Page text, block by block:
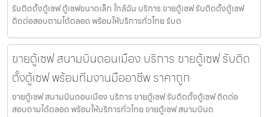
รับติดตั้งตู้เซฟ ตู้เซฟขนาดเล็ก ใกล้ฉัน บริการ ขายตู้เซฟ รับติดตั้งตู้เซฟ
ติดต่อสอบถามได้ตลอด พร้อมให้บริการทั่วไทย รับต
ขายตู้เซฟ สนามบินดอนเมือง บริการ ขายตู้เซฟ รับติด
ตั้งตู้เซฟ พร้อมทีมงานมืออาชีพ ราคาถูก
ขายตู้เซฟ สนามบินดอนเมือง บริการ ขายตู้เซฟ รับติดตั้งตู้เซฟ ติดต่อ
สอบถามได้ตลอด พร้อมให้บริการทั่วไทย ขายตู้เซฟ สนามบินด